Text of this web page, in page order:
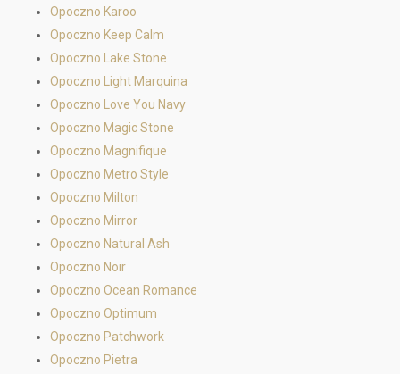
Opoczno Karoo
Opoczno Keep Calm
Opoczno Lake Stone
Opoczno Light Marquina
Opoczno Love You Navy
Opoczno Magic Stone
Opoczno Magnifique
Opoczno Metro Style
Opoczno Milton
Opoczno Mirror
Opoczno Natural Ash
Opoczno Noir
Opoczno Ocean Romance
Opoczno Optimum
Opoczno Patchwork
Opoczno Pietra